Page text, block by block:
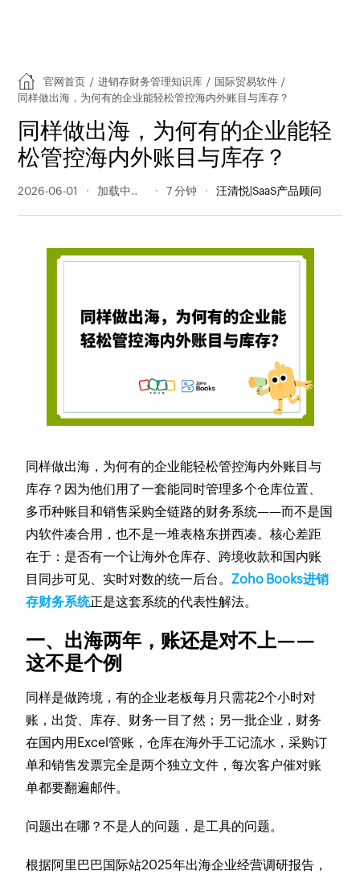
官网首页 / 进销存财务管理知识库 / 国际贸易软件 /
同样做出海，为何有的企业能轻松管控海内外账目与库存？
同样做出海，为何有的企业能轻
松管控海内外账目与库存？
2026-06-01 50 阅读量 7 分钟 汪清悦|SaaS产品顾问
同样做出海，为何有的企业能轻松管控海内外账目与
库存？因为他们用了一套能同时管理多个仓库位置、
多币种账目和销售采购全链路的财务系统——而不是国
内软件凑合用，也不是一堆表格东拼西凑。核心差距
在于：是否有一个让海外仓库存、跨境收款和国内账
目同步可见、实时对数的统一后台。Zoho Books进销
存财务系统正是这套系统的代表性解法。
一、出海两年，账还是对不上——
这不是个例
同样是做跨境，有的企业老板每月只需花2个小时对
账，出货、库存、财务一目了然；另一批企业，财务
在国内用Excel管账，仓库在海外手工记流水，采购订
单和销售发票完全是两个独立文件，每次客户催对账
单都要翻遍邮件。
问题出在哪？不是人的问题，是工具的问题。
根据阿里巴巴国际站2025年出海企业经营调研报告，